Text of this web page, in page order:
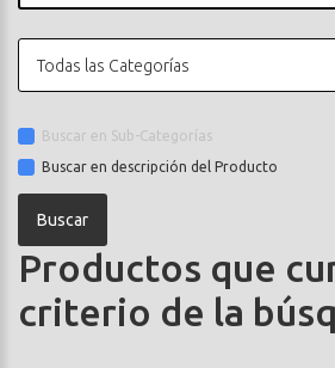
Todas las Categorías
Buscar en Sub-Categorías
Buscar en descripción del Producto
Productos que
criterio de la